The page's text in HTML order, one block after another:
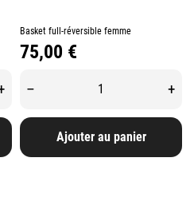
Basket full-réversible femme
Prix
75,00 €
– +
Ajouter au panier